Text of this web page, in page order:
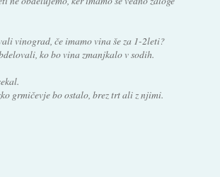
vinograd, če imamo vina še za 1-2leti?
ko bo vina zmanjkalo v sodih.
grmičevje bo ostalo, brez trt ali z njimi.